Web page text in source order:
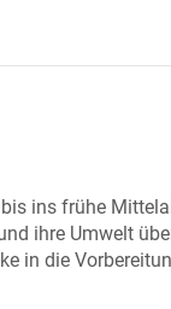
ins frühe
ihre Umwelt
in die